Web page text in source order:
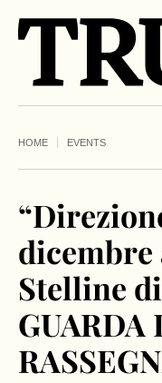
HOME EVENTS
dicembre
Stelline
GUARDA